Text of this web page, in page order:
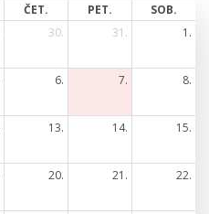
ČET. PET.
SOB.
30. 31. 1.
6. 7. 8.
13. 14. 15.
20. 21. 22.